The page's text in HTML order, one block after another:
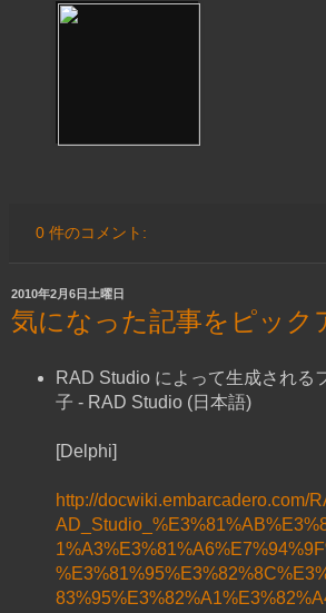
0 件のコメント:
2010年2月6日土曜日
気になった記事をピック
RAD Studio によって生成される
子 - RAD Studio (日本語)
[Delphi]
http://docwiki.embarcadero.com/